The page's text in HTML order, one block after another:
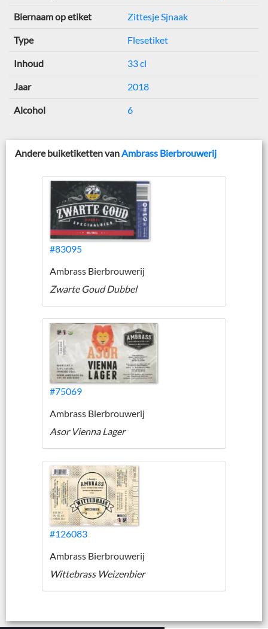
Biernaam op etiket Zittesje Sjnaak
Type Flesetiket
Inhoud 33 cl
Jaar 2018
Alcohol 6
Andere buiketiketten vanAmbrass Bierbrouwerij
#83095
Ambrass Bierbrouwerij
Zwarte Goud Dubbel
#75069
Ambrass Bierbrouwerij
Asor Vienna Lager
#126083
Ambrass Bierbrouwerij
Wittebrass Weizenbier